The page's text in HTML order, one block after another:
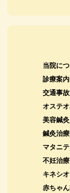
当院に
診療案内
交通事
オステ
美容鍼灸
鍼灸治
マタニ
不妊治療
キネシ
赤ちゃ